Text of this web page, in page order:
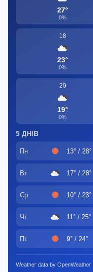
27°
0%
18
23°
0%
20
19°
0%
5 ДНІВ
Пн 13° / 28°
Вт 17° / 28°
Ср 10° / 23°
Чт 11° / 25°
Пт 9° / 24°
Weather data by OpenWeather